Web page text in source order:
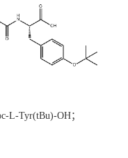
L-Tyr(tBu)-OH；